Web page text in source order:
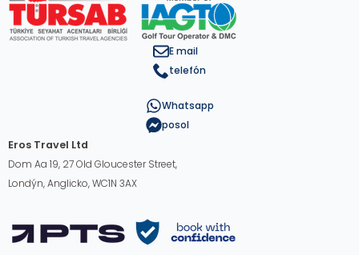
E mail
telefón
Whatsapp
posol
Eros Travel Ltd
Dom Aa 19, 27 Old Gloucester Street,
Londýn, Anglicko, WC1N 3AX